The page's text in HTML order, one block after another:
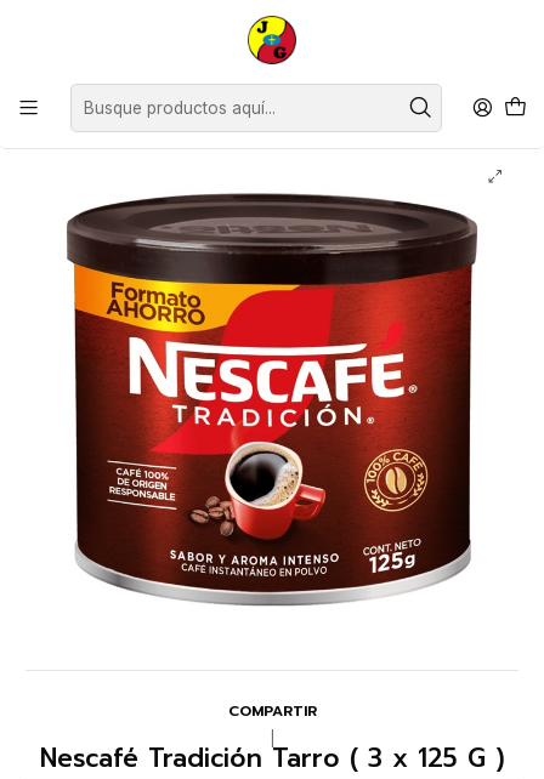
Disponible sólo Retiro en Tienda Osorno.
Abarrotes
Nescafé Tradición Tarro ( 3 x 125 G )
COMPARTIR
Nescafé Tradición Tarro ( 3 x 125 G )